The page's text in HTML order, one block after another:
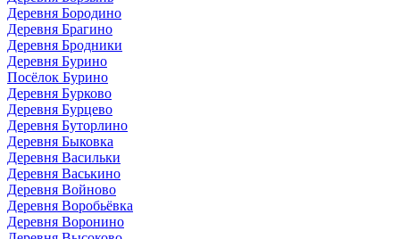
Деревня Бородино
Деревня Брагино
Деревня Бродники
Деревня Бурино
Посёлок Бурино
Деревня Бурково
Деревня Бурцево
Деревня Буторлино
Деревня Быковка
Деревня Васильки
Деревня Васькино
Деревня Войново
Деревня Воробьёвка
Деревня Воронино